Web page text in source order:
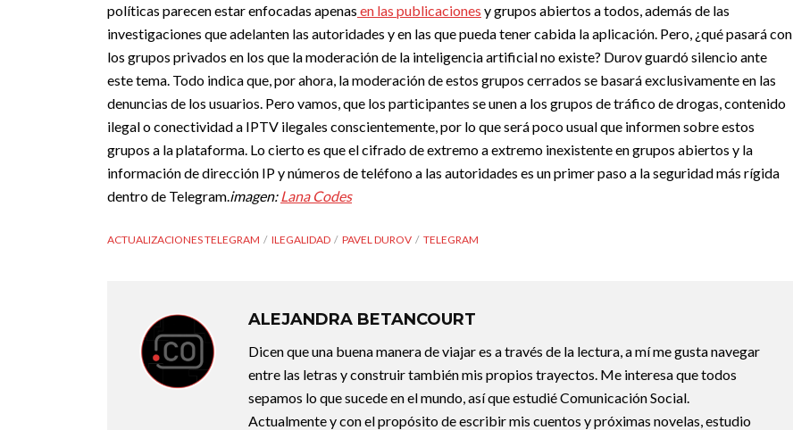
políticas parecen estar enfocadas apenas en las publicaciones y grupos abiertos a todos, además de las
investigaciones que adelanten las autoridades y en las que pueda tener cabida la aplicación. Pero, ¿qué pasará con
los grupos privados en los que la moderación de la inteligencia artificial no existe? Durov guardó silencio ante
este tema. Todo indica que, por ahora, la moderación de estos grupos cerrados se basará exclusivamente en las
denuncias de los usuarios. Pero vamos, que los participantes se unen a los grupos de tráfico de drogas, contenido
ilegal o conectividad a IPTV ilegales conscientemente, por lo que será poco usual que informen sobre estos
grupos a la plataforma. Lo cierto es que el cifrado de extremo a extremo inexistente en grupos abiertos y la
información de dirección IP y números de teléfono a las autoridades es un primer paso a la seguridad más rígida
dentro de Telegram.imagen:Lana Codes
ACTUALIZACIONES TELEGRAM ILEGALIDAD PAVEL DUROV TELEGRAM
ALEJANDRA BETANCOURT
Dicen que una buena manera de viajar es a través de la lectura, a mí me gusta navegar
entre las letras y construir también mis propios trayectos. Me interesa que todos
sepamos lo que sucede en el mundo, así que estudié Comunicación Social.
Actualmente y con el propósito de escribir mis cuentos y próximas novelas, estudio